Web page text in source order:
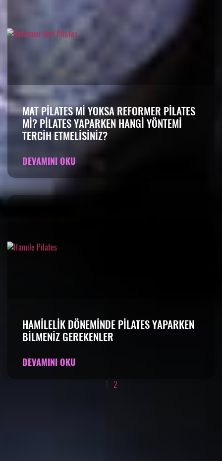
MAT PILATES MI YOKSA REFORMER PILATES
MI? PILATES YAPARKEN HANGI YÖNTEMI
TERCIH ETMELISINIZ?
DEVAMINI OKU
HAMILELIK DÖNEMINDE PILATES YAPARKEN
BILMENIZ GEREKENLER
DEVAMINI OKU
1 2